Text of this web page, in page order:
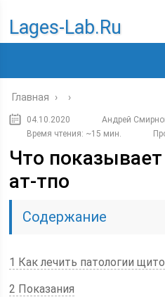
Lages-Lab.ru
Главная › ›
04.10.2020
Андрей
Время чтения: ~15 мин.
Что
ат-тпо
Содержание
1 Как лечить патологии
2 Показания